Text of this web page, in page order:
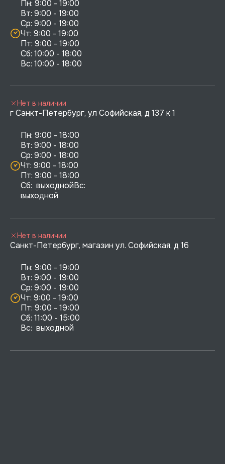
Пн: 9:00 - 19:00
Вт: 9:00 - 19:00
Ср: 9:00 - 19:00
Чт: 9:00 - 19:00
Пт: 9:00 - 19:00
Сб: 10:00 - 18:00
г Санкт-Петербург, ул Софийская, д 137 к 1
Пн: 9:00 - 18:00
Вт: 9:00 - 18:00
Ср: 9:00 - 18:00
Чт: 9:00 - 18:00
Пт: 9:00 - 18:00
Сб:  выходнойВс:
выходной
Нет в наличии
Санкт-Петербург, магазин ул. Софийская, д 16
Пн: 9:00 - 19:00
Вт: 9:00 - 19:00
Ср: 9:00 - 19:00
Чт: 9:00 - 19:00
Пт: 9:00 - 19:00
Сб: 11:00 - 15:00
Вс:  выходной
Нет в наличии